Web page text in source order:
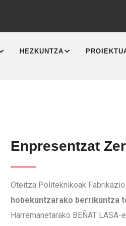
HEZKUNTZA
Enpresentzat
Oteitza Politeknikoak Fabrikazio
hobekuntzarako berrikuntza
Harremanetarako BEÑAT LASA-